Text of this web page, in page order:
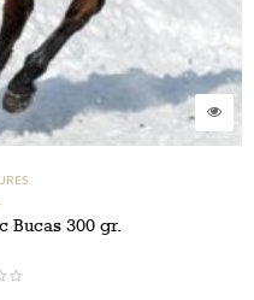
Bucas 300 gr.